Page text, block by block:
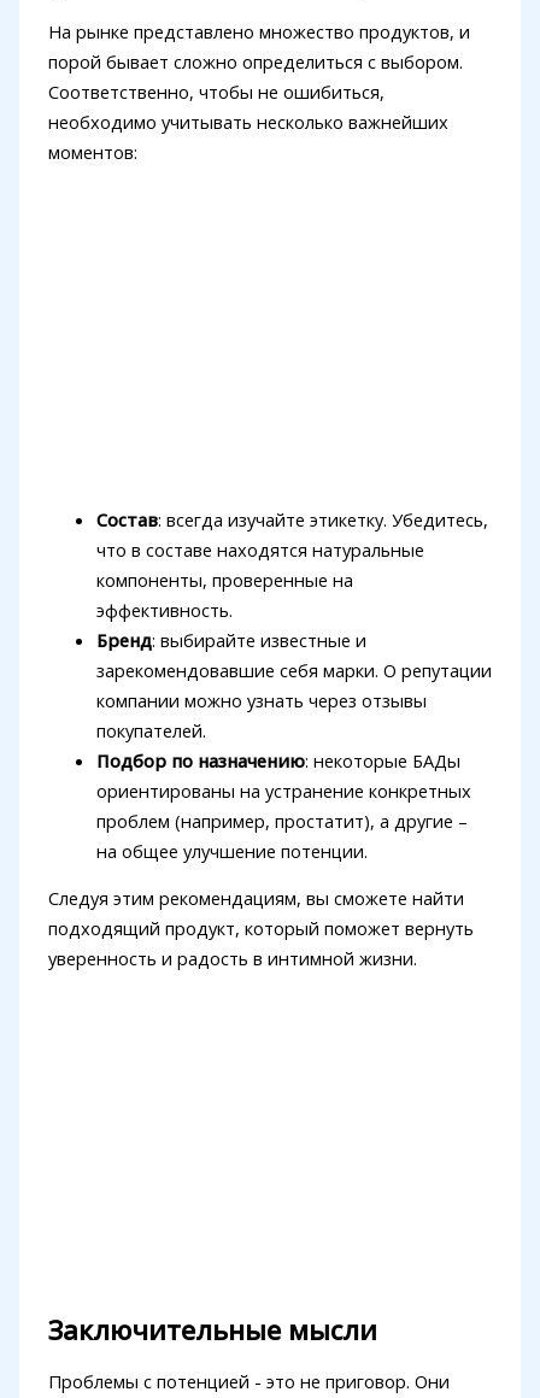
На рынке представлено множество продуктов, и
порой бывает сложно определиться с выбором.
Соответственно, чтобы не ошибиться,
необходимо учитывать несколько важнейших
моментов:
Состав: всегда изучайте этикетку. Убедитесь,
что в составе находятся натуральные
компоненты, проверенные на
эффективность.
Бренд: выбирайте известные и
зарекомендовавшие себя марки. О репутации
компании можно узнать через отзывы
покупателей.
Подбор по назначению: некоторые БАДы
ориентированы на устранение конкретных
проблем (например, простатит), а другие –
на общее улучшение потенции.
Следуя этим рекомендациям, вы сможете найти
подходящий продукт, который поможет вернуть
уверенность и радость в интимной жизни.
Заключительные мысли
Проблемы с потенцией - это не приговор. Они